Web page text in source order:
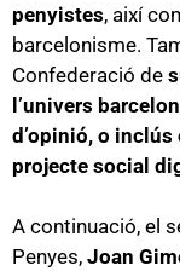
penyistes, així
barcelonisme.
Confederació de
l’univers
d’opinió, o
projecte social
A continuació, el
Penyes, Joan